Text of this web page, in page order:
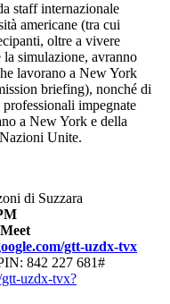
staff internazionale
americane (tra cui
oltre a vivere
la simulazione, avranno
lavorano a New York
briefing), nonché di
impegnate
a New York e della
Unite.
di Suzzara
gtt-uzdx-tvx
‪842 227 681#
uzdx-tvx?